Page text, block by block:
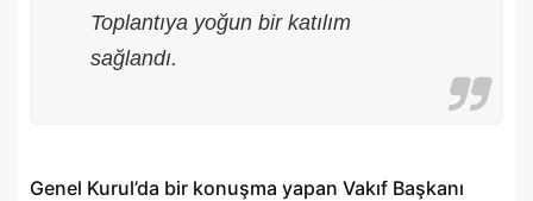
Toplantıya yoğun bir katılım
sağlandı.
Genel Kurul’da bir konuşma yapan Vakıf Başkanı